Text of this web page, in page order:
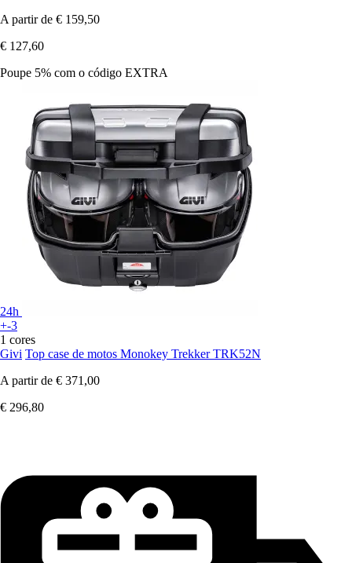
A partir de € 159,50
€ 127,60
Poupe 5% com o código EXTRA
24h
+-3
1 cores
Givi Top case de motos Monokey Trekker TRK52N
A partir de € 371,00
€ 296,80